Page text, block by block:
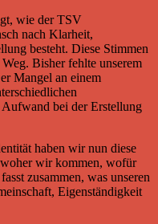
wie der TSV
nach Klarheit,
besteht. Diese Stimmen
Bisher fehlte unserem
Mangel an einem
bei der Erstellung
haben wir nun diese
wir kommen, wofür
zusammen, was unseren
Eigenständigkeit